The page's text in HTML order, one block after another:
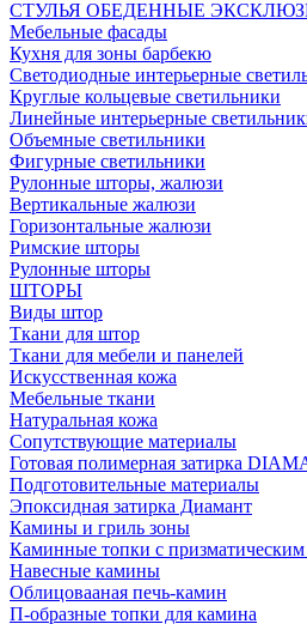
СТУЛЬЯ ОБЕДЕННЫЕ
Мебельные фасады
Кухня для зоны барбекю
Светодиодные интерьерные
Круглые кольцевые светильники
Линейные интерьерные
Объемные светильники
Фигурные светильники
Рулонные шторы, жалюзи
Вертикальные жалюзи
Горизонтальные жалюзи
Римские шторы
Рулонные шторы
ШТОРЫ
Виды штор
Ткани для штор
Ткани для мебели и панелей
Искусственная кожа
Мебельные ткани
Натуральная кожа
Сопутствующие материалы
Готовая полимерная затирка
Подготовительные материалы
Эпоксидная затирка Диамант
Камины и гриль зоны
Каминные топки с призматическим
Навесные камины
Облицовааная печь-камин
П-образные топки для камина